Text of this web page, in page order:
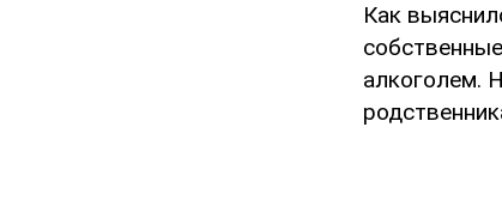
Как
алкоголем.